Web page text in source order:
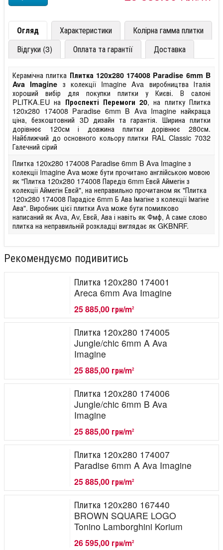
Огляд Характеристики
Колірна гамма плитки
Відгуки (3)
Оплата та гарантії Доставка
Керамічна плитка Плитка 120x280 174008 Paradise 6mm B
Ava Imagine з колекції Imagine Ava виробництва Італія
хороший вибір для покупки плитки у Києві. В салоні
PLITKA.EU на Проспекті Перемоги 20, на плитку Плитка
120x280 174008 Paradise 6mm B Ava Imagine найкраща
ціна, безкоштовний 3D дизайн та гарантія. Ширина плитки
дорівнює 120см і довжина плитки дорівнює 280см.
Найближчий до основного кольору плитки RAL Classic 7032
Галечний сірий
Плитка 120x280 174008 Paradise 6mm B Ava Imagine з
колекції Imagine Ava може бути прочитано англійською мовою
як "Плитка 120x280 174008 Паредіз 6mm Евєй Аймегін з
колекції Аймегін Евєй", на неправильно прочитаном як "Плитка
120x280 174008 Парадісе 6mm Б Ава Імагіне з колекції Імагіне
Ава". Виробник цієї плитки Ava може бути помилково
написаний як Ava, Av, Евєй, Ава і навіть як Фмф, А саме слово
плитка на неправильній розкладці виглядає як GKBNRF.
Рекомендуємо подивитись
Плитка 120x280 174001
Areca 6mm Ava Imagine
25 885,00 грн/m2
Плитка 120x280 174005
Jungle/chic 6mm A Ava
Imagine
25 885,00 грн/m2
Плитка 120x280 174006
Jungle/chic 6mm B Ava
Imagine
25 885,00 грн/m2
Плитка 120x280 174007
Paradise 6mm A Ava Imagine
25 885,00 грн/m2
Плитка 120x280 167440
BROWN SQUARE LOGO
Tonino Lamborghini Korium
26 595,00 грн/m2